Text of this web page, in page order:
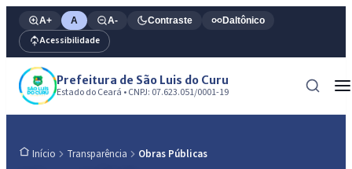
A+ A A- Contraste Daltônico
Acessibilidade
Prefeitura de São Luis do Curu
Estado do Ceará • CNPJ: 07.623.051/0001-19
Início Transparência Obras Públicas